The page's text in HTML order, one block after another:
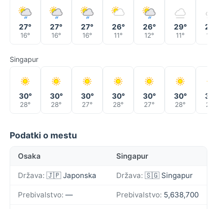
27°
16°
27°
16°
27°
16°
26°
11°
26°
12°
29°
11° 14°
Singapur
30°
28°
30°
28°
30°
27°
30°
28°
30°
27°
30°
28° 28°
Podatki o mestu
Osaka Singapur
Država: 🇯🇵 Japonska Država: 🇸🇬 Singapur
Prebivalstvo: — Prebivalstvo: 5,638,700